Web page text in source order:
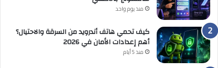
منذ يوم واحد
كيف تحمي هاتف أندرويد من السرقة والاحتيال؟
أهم إعدادات الأمان في 2026
منذ 5 أيام